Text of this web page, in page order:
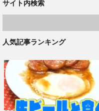
サイト内検索
人気記事ランキング